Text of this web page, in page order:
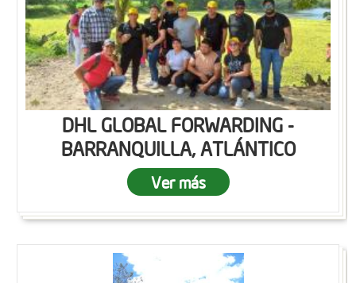
DHL GLOBAL FORWARDING -
BARRANQUILLA, ATLÁNTICO
Ver más